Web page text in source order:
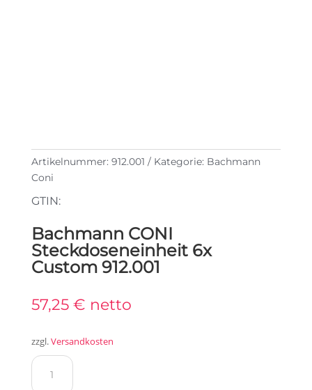
Artikelnummer: 912.001 Kategorie: Bachmann
Coni
GTIN:
Bachmann CONI
Steckdoseneinheit 6x
Custom 912.001
57,25 € netto
zzgl.Versandkosten
Bachmann
CONI